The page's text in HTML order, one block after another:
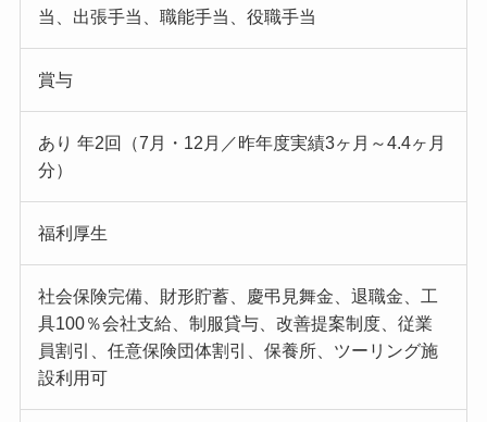
当、出張手当、職能手当、役職手当
賞与
あり 年2回（7月・12月／昨年度実績3ヶ月～4.4ヶ月
分）
福利厚生
社会保険完備、財形貯蓄、慶弔見舞金、退職金、工
具100％会社支給、制服貸与、改善提案制度、従業
員割引、任意保険団体割引、保養所、ツーリング施
設利用可